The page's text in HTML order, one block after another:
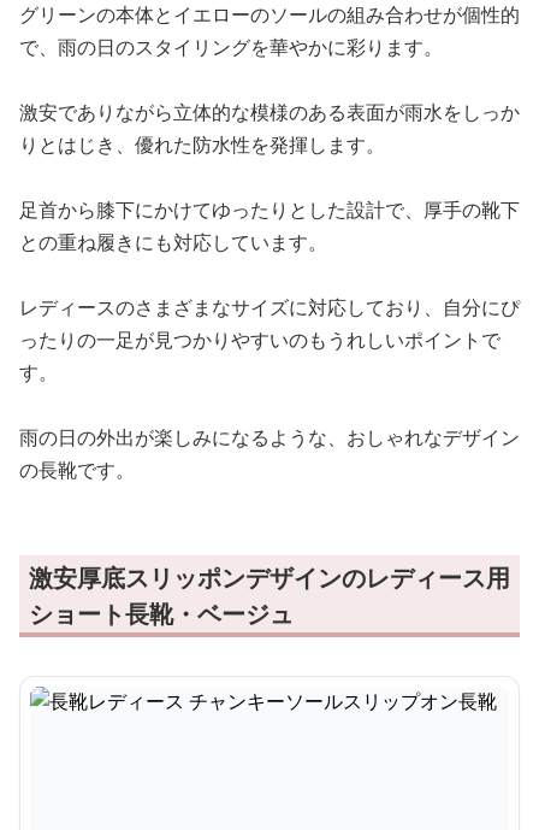
グリーンの本体とイエローのソールの組み合わせが個性的
で、雨の日のスタイリングを華やかに彩ります。
激安でありながら立体的な模様のある表面が雨水をしっか
りとはじき、優れた防水性を発揮します。
足首から膝下にかけてゆったりとした設計で、厚手の靴下
との重ね履きにも対応しています。
レディースのさまざまなサイズに対応しており、自分にぴ
ったりの一足が見つかりやすいのもうれしいポイントで
す。
雨の日の外出が楽しみになるような、おしゃれなデザイン
の長靴です。
激安厚底スリッポンデザインのレディース用
ショート長靴・ベージュ